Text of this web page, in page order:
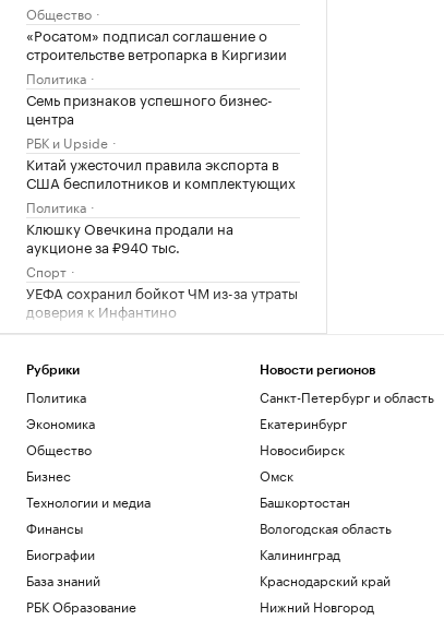
Общество
«Росатом» подписал соглашение о
строительстве ветропарка в Киргизии
Политика
Семь признаков успешного бизнес-
центра
РБК и Upside
Китай ужесточил правила экспорта в
США беспилотников и комплектующих
Политика
Клюшку Овечкина продали на
аукционе за ₽940 тыс.
Спорт
УЕФА сохранил бойкот ЧМ из-за утраты
доверия к Инфантино
Спорт
бензину. Карта и актуальная ситуация
Подписка на РБК
Рубрики
Политика
Экономика
Общество
Бизнес
Технологии и медиа
Финансы
Биографии
База знаний
РБК Образование
Новости регионов
Санкт-Петербург и область
Екатеринбург
Новосибирск
Омск
Башкортостан
Вологодская область
Калининград
Краснодарский край
Нижний Новгород